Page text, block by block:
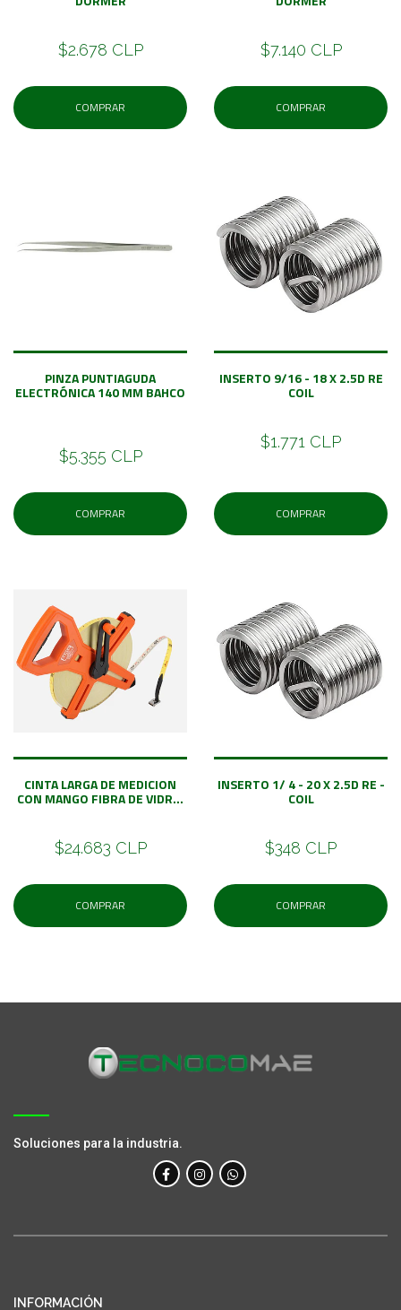
$2.678 CLP
COMPRAR
$7.140 CLP
COMPRAR
PINZA PUNTIAGUDA
ELECTRÓNICA 140 MM BAHCO
$5.355 CLP
COMPRAR
INSERTO 9/16 - 18 X 2.5D RE
COIL
$1.771 CLP
COMPRAR
CINTA LARGA DE MEDICION
CON MANGO FIBRA DE VIDR...
$24.683 CLP
COMPRAR
INSERTO 1/ 4 - 20 X 2.5D RE -
COIL
$348 CLP
COMPRAR
Soluciones para la industria.
INFORMACIÓN